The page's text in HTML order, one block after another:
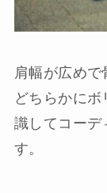
肩幅が広め
どちらかに
識してコーデ
す。